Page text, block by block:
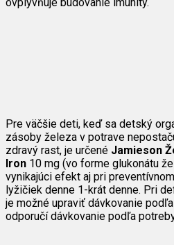
Pre väčšie deti, keď sa detský
zásoby železa v potrave
zdravý rast, je určené Jamieson
Iron 10 mg (vo forme glukonátu
vynikajúci efekt aj pri
lyžičiek denne 1-krát denne. Pri
je možné upraviť dávkovanie
odporučí dávkovanie podľa